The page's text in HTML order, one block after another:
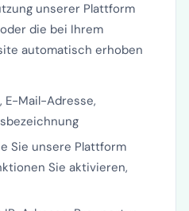
unserer Plattform
die bei Ihrem
automatisch erhoben
E-Mail-Adresse,
Sie unsere Plattform
Sie aktivieren,